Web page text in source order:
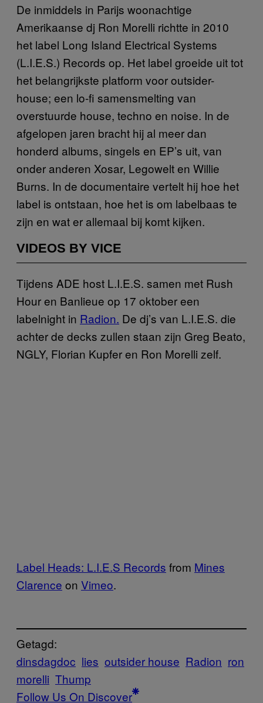
De inmiddels in Parijs woonachtige
Amerikaanse dj Ron Morelli richtte in 2010
het label Long Island Electrical Systems
(L.I.E.S.) Records op. Het label groeide uit tot
het belangrijkste platform voor outsider-
house; een lo-fi samensmelting van
overstuurde house, techno en noise. In de
afgelopen jaren bracht hij al meer dan
honderd albums, singels en EP’s uit, van
onder anderen Xosar, Legowelt en Willie
Burns. In de documentaire vertelt hij hoe het
label is ontstaan, hoe het is om labelbaas te
zijn en wat er allemaal bij komt kijken.
VIDEOS BY VICE
Tijdens ADE host L.I.E.S. samen met Rush
Hour en Banlieue op 17 oktober een
labelnight in Radion. De dj’s van L.I.E.S. die
achter de decks zullen staan zijn Greg Beato,
NGLY, Florian Kupfer en Ron Morelli zelf.
Label Heads: L.I.E.S Records from Mines
Clarence on Vimeo.
Getagd:
dinsdagdoc lies outsider house Radion ron
morelli Thump
Follow Us On Discover